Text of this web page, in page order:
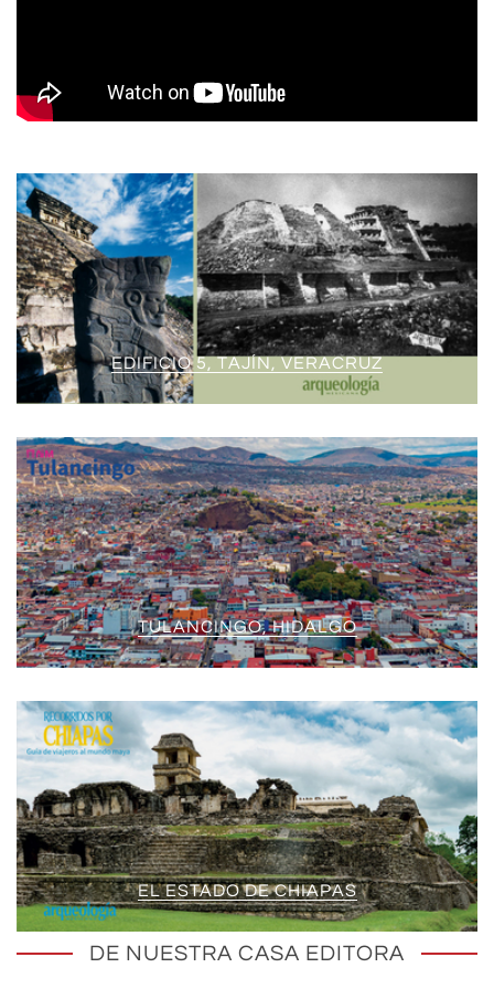
EDIFICIO 5, TAJÍN, VERACRUZ
TULANCINGO, HIDALGO
EL ESTADO DE CHIAPAS
DE NUESTRA CASA EDITORA